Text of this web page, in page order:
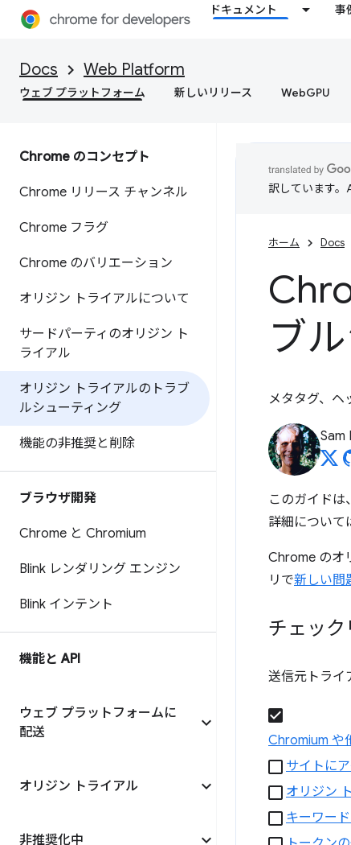
ドキュメント 事
Docs Web Platform
ウェブ プラットフォーム 新しいリリース WebGPU
Chrome のコンセプト
Chrome リリース チャンネル
Chrome フラグ
Chrome のバリエーション
オリジン トライアルについて
サードパーティのオリジン ト
ライアル
オリジン トライアルのトラブ
ルシューティング
機能の非推奨と削除
ブラウザ開発
Chrome と Chromium
Blink レンダリング エンジン
Blink インテント
機能と API
ウェブ プラットフォームに
配送
オリジン トライアル
非推奨化中
訳しています。
ホーム Docs
ブ
メタタグ、ヘ
Sam
このガイドは、
詳細について
Chrome のオ
リで新しい問
チェック
送信元トライ
Chromium や
サイトに
オリジン
キーワー